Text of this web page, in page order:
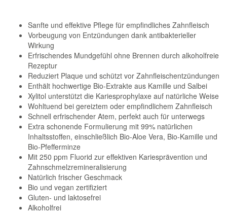
Sanfte und effektive Pflege für empfindliches Zahnfleisch
Vorbeugung von Entzündungen dank antibakterieller
Wirkung
Erfrischendes Mundgefühl ohne Brennen durch alkoholfreie
Rezeptur
Reduziert Plaque und schützt vor Zahnfleischentzündungen
Enthält hochwertige Bio-Extrakte aus Kamille und Salbei
Xylitol unterstützt die Kariesprophylaxe auf natürliche Weise
Wohltuend bei gereiztem oder empfindlichem Zahnfleisch
Schnell erfrischender Atem, perfekt auch für unterwegs
Extra schonende Formulierung mit 99% natürlichen
Inhaltsstoffen, einschließlich Bio-Aloe Vera, Bio-Kamille und
Bio-Pfefferminze
Mit 250 ppm Fluorid zur effektiven Kariesprävention und
Zahnschmelzremineralisierung
Natürlich frischer Geschmack
Bio und vegan zertifiziert
Gluten- und laktosefrei
Alkoholfrei